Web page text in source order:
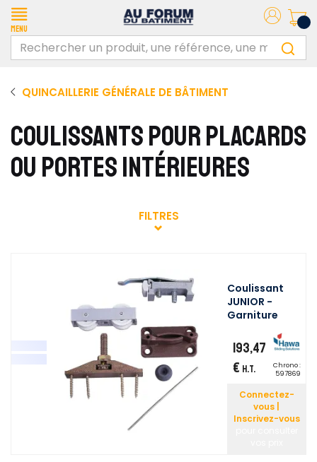
Menu
QUINCAILLERIE GÉNÉRALE DE BÂTIMENT
COULISSANTS POUR PLACARDS
OU PORTES INTÉRIEURES
FILTRES
Coulissant
JUNIOR -
Garniture
193,47
€ H.T.
Chrono :
597869
Connectez-
vous |
Inscrivez-vous